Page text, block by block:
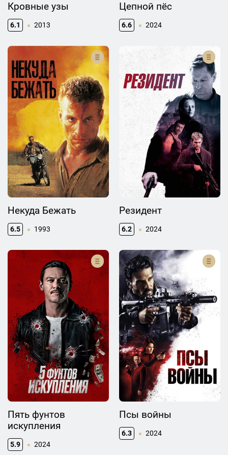
Кровные узы
6.1 2013
Цепной пёс
6.6 2024
Некуда Бежать
6.5 1993
Резидент
6.2 2024
Пять фунтов
искупления
5.9 2024
Псы войны
6.3 2024